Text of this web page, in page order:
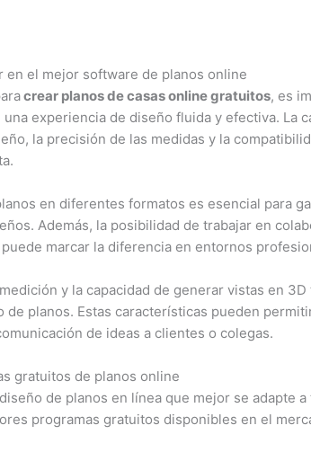
en el mejor software de planos online
crear planos de casas online gratuitos, es
experiencia de diseño fluida y efectiva. La
la precisión de las medidas y la
en diferentes formatos es esencial para
Además, la posibilidad de trabajar en
marcar la diferencia en entornos
y la capacidad de generar vistas en
planos. Estas características pueden
de ideas a clientes o colegas.
gratuitos de planos online
de planos en línea que mejor se adapte
programas gratuitos disponibles en el